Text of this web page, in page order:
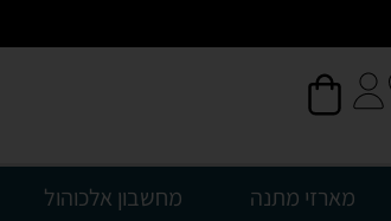
מארזי מתנה מחשבון אלכוהול